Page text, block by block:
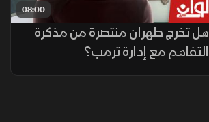
08:00
هل تخرج طهران منتصرة من مذكرة
التفاهم مع إدارة ترمب؟